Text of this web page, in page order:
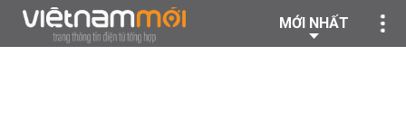
MỚI NHẤT